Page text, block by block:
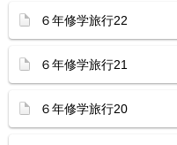
６年修学旅行22
６年修学旅行21
６年修学旅行20